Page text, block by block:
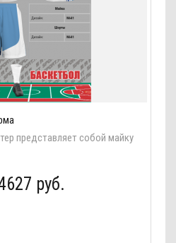
представляет собой майку
руб.